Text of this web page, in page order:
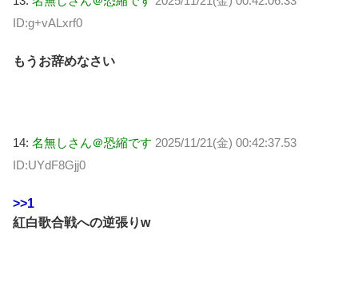
ID:g+vALxrf0
もうお辞めなさい
14: 名無しさん＠恐縮です 2025/11/21(金) 00:42:37.53
ID:UYdF8Gjj0
>>1
紅白歌合戦への逆張りw